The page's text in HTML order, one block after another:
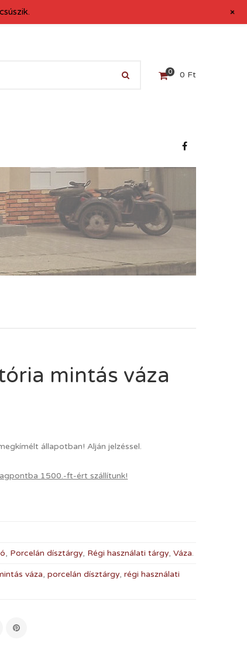
0 0 Ft
mintás váza
állapotban! Alján jelzéssel.
1500.-ft-ért szállítunk!
, Porcelán dísztárgy, Régi használati tárgy,Váza.
váza,porcelán dísztárgy,régi használati
+